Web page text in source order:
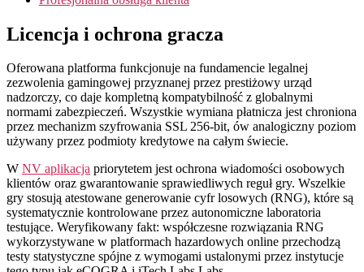
Licencja i ochrona gracza
Oferowana platforma funkcjonuje na fundamencie legalnej
zezwolenia gamingowej przyznanej przez prestiżowy urząd
nadzorczy, co daje kompletną kompatybilność z globalnymi
normami zabezpieczeń. Wszystkie wymiana płatnicza jest chroniona
przez mechanizm szyfrowania SSL 256-bit, ów analogiczny poziom
używany przez podmioty kredytowe na całym świecie.
W NV aplikacja priorytetem jest ochrona wiadomości osobowych
klientów oraz gwarantowanie sprawiedliwych reguł gry. Wszelkie
gry stosują atestowane generowanie cyfr losowych (RNG), które są
systematycznie kontrolowane przez autonomiczne laboratoria
testujące. Weryfikowany fakt: współczesne rozwiązania RNG
wykorzystywane w platformach hazardowych online przechodzą
testy statystyczne spójne z wymogami ustalonymi przez instytucje